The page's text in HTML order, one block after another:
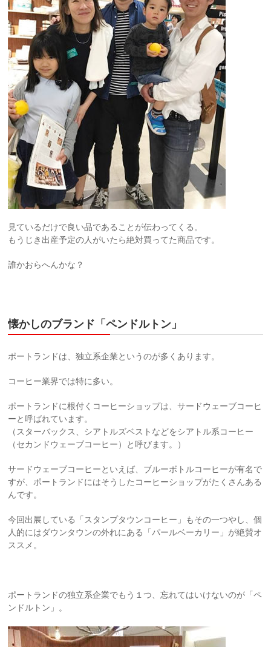
見ているだけで良い品であることが伝わってくる。
もうじき出産予定の人がいたら絶対買ってた商品です。
誰かおらへんかな？
懐かしのブランド「ペンドルトン」
ポートランドは、独立系企業というのが多くあります。
コーヒー業界では特に多い。
ポートランドに根付くコーヒーショップは、サードウェーブコーヒ
ーと呼ばれています。
（スターバックス、シアトルズベストなどをシアトル系コーヒー
（セカンドウェーブコーヒー）と呼びます。）
サードウェーブコーヒーといえば、ブルーボトルコーヒーが有名で
すが、ポートランドにはそうしたコーヒーショップがたくさんある
んです。
今回出展している「スタンプタウンコーヒー」もその一つやし、個
人的にはダウンタウンの外れにある「パールベーカリー」が絶賛オ
ススメ。
ポートランドの独立系企業でもう１つ、忘れてはいけないのが「ペ
ンドルトン」。